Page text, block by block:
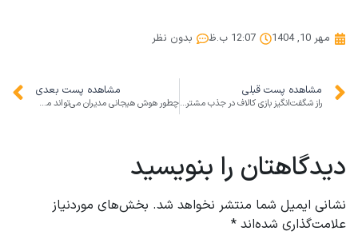
مهر 10, 1404 12:07 ب.ظ بدون نظر
مشاهده پست قبلی
راز شگفت‌انگیز بازی کالاف در جذب مشتری و افزایش فروش آنلاین
مشاهده پست بعدی
چطور هوش هیجانی مدیران می‌تواند موتور رشد کسب‌وکارهای ایرانی شود؟
دیدگاهتان را بنویسید
نشانی ایمیل شما منتشر نخواهد شد. بخش‌های موردنیاز
علامت‌گذاری شده‌اند *